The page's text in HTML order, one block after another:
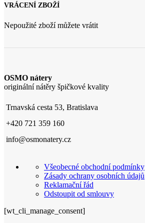
VRÁCENÍ ZBOŽÍ
Nepoužité zboží můžete vrátit
OSMO nátery
originální nátěry špičkové kvality
Trnavská cesta 53, Bratislava
+420 721 359 160
info@osmonatery.cz
Všeobecné obchodní podmínky
Zásady ochrany osobních údajů
Reklamační řád
Odstoupit od smlouvy
[wt_cli_manage_consent]